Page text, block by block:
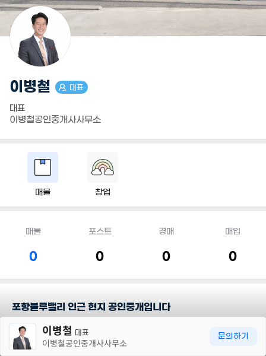
이병철 대표
대표
이병철공인중개사사무소
매물 창업
매물
0
포스트
0
경매
0
매입
0
포항블루밸리 인근 현지 공인중개입니다
포항블루밸리 인근 현지 이병철 공인중개사 입니다.
이병철 대표
이병철공인중개사사무소
문의하기